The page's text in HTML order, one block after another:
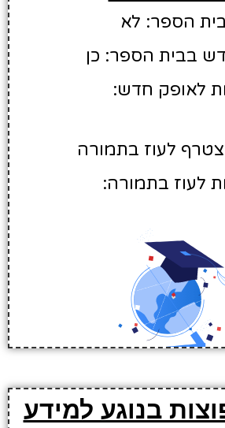
הספר: לא
בבית הספר: כן
לאופק חדש:
לעוז בתמורה
לעוז בתמורה:
בנוגע למידע